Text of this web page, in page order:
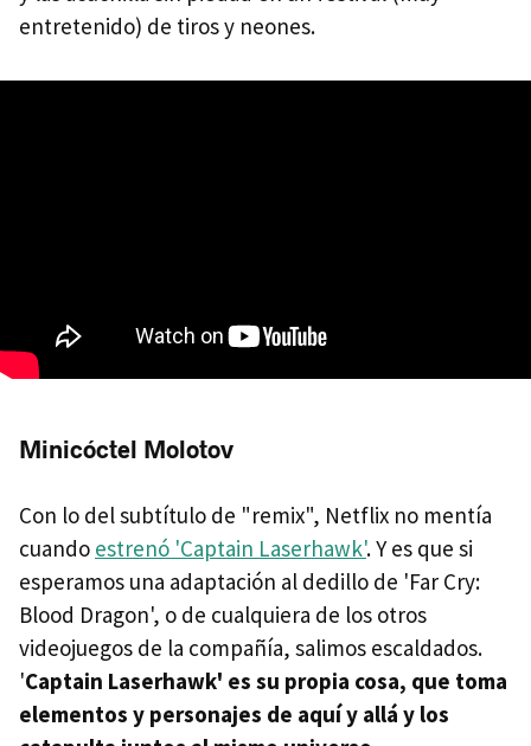
entretenido) de tiros y neones.
Minicóctel Molotov
Con lo del subtítulo de "remix", Netflix no mentía
cuando estrenó 'Captain Laserhawk'. Y es que si
esperamos una adaptación al dedillo de 'Far Cry:
Blood Dragon', o de cualquiera de los otros
videojuegos de la compañía, salimos escaldados.
'Captain Laserhawk' es su propia cosa, que toma
elementos y personajes de aquí y allá y los